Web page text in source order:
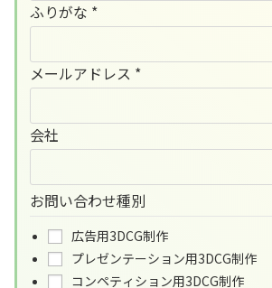
ふりがな *
メールアドレス *
会社
お問い合わせ種別
広告用3DCG制作
プレゼンテーション用3DCG制作
コンペティション用3DCG制作